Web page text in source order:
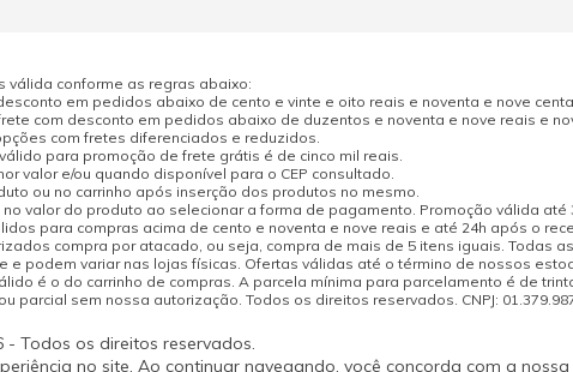
válida conforme as regras abaixo:
em pedidos abaixo de cento e vinte e oito reais e noventa e nove
com desconto em pedidos abaixo de duzentos e noventa e nove reais e
com fretes diferenciados e reduzidos.
para promoção de frete grátis é de cinco mil reais.
valor e/ou quando disponível para o CEP consultado.
ou no carrinho após inserção dos produtos no mesmo.
valor do produto ao selecionar a forma de pagamento. Promoção válida até
para compras acima de cento e noventa e nove reais e até 24h após o
compra por atacado, ou seja, compra de mais de 5 itens iguais. Todas
podem variar nas lojas físicas. Ofertas válidas até o término de nossos
é o do carrinho de compras. A parcela mínima para parcelamento é de
sem nossa autorização. Todos os direitos reservados. CNPJ:
- Todos os direitos reservados.
no site. Ao continuar navegando, você concorda com a